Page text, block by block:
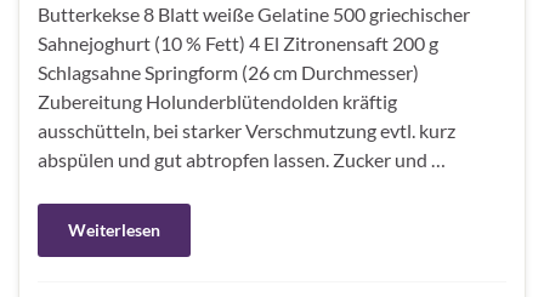
Butterkekse 8 Blatt weiße Gelatine 500 griechischer
Sahnejoghurt (10 % Fett) 4 El Zitronensaft 200 g
Schlagsahne Springform (26 cm Durchmesser)
Zubereitung Holunderblütendolden kräftig
ausschütteln, bei starker Verschmutzung evtl. kurz
abspülen und gut abtropfen lassen. Zucker und …
Weiterlesen